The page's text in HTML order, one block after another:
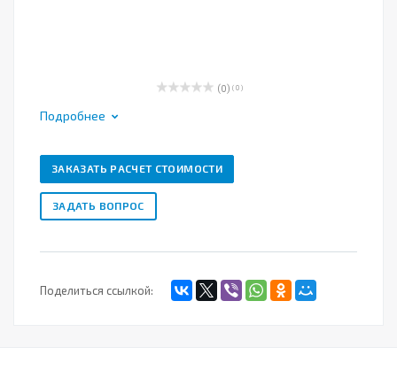
(0) ( 0 )
Подробнее
ЗАКАЗАТЬ РАСЧЕТ СТОИМОСТИ
ЗАДАТЬ ВОПРОС
Поделиться ссылкой: